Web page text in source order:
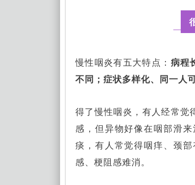
慢性咽炎有五大特点： 病程
不同；症状多样化、同一人
得了慢性咽炎，有人经常觉
感，但异物好像在咽部滑
痰，有人常觉得咽痒、颈
感、梗阻感难消。